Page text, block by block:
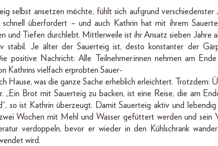
selbst ansetzen möchte, fühlt sich aufgrund verschiedenster
überfordert – und auch Kathrin hat mit ihrem
und Tiefen durchlebt. Mittlerweile ist ihr Ansatz sieben Jahre
stabil. Je älter der Sauerteig ist, desto konstanter der
positive Nachricht: Alle Teilnehmer:innen nehmen am
Kathrins vielfach erprobten Sauer-
Hause, was die ganze Sache erheblich erleichtert. Trotzdem:
„Ein Brot mit Sauerteig zu backen, ist eine Reise, die am
so ist Kathrin überzeugt. Damit Sauerteig aktiv und
Wochen mit Mehl und Wasser gefüttert werden und sein
verdoppeln, bevor er wieder in den Kühlschrank
wird.